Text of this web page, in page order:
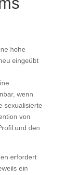
hohe
eingeübt
wenn
sexualisierte
von
und den
erfordert
ein